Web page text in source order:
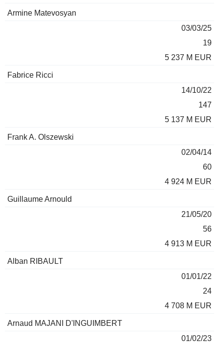
Armine Matevosyan
03/03/25
19
5 237 M EUR
Fabrice Ricci
14/10/22
147
5 137 M EUR
Frank A. Olszewski
02/04/14
60
4 924 M EUR
Guillaume Arnould
21/05/20
56
4 913 M EUR
Alban RIBAULT
01/01/22
24
4 708 M EUR
Arnaud MAJANI D'INGUIMBERT
01/02/23